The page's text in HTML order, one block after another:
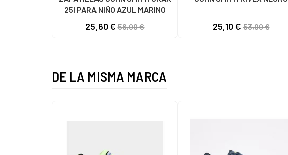
25I PARA NIÑO AZUL MARINO
25,60 €56,00 € 25,10 €53,00 €
DE LA MISMA MARCA